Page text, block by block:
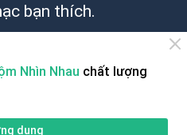
bạn thích.
Nhìn Nhau chất lượng
dụng